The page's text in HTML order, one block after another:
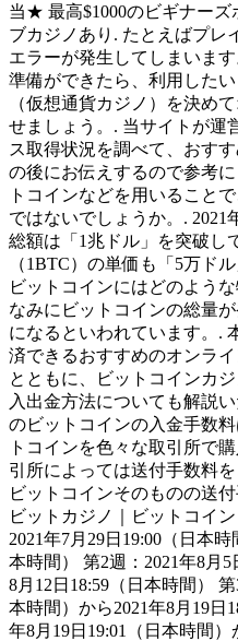
当★ 最高$1000のビギナー
ブカジノあり. たとえばプレ
エラーが発生してしまいま
準備ができたら、利用した
（仮想通貨カジノ）を決め
せましょう。. 当サイトが運
ス取得状況を調べて、おす
の後にお伝えするので参考
トコインなどを用いること
ではないでしょうか。. 2021
総額は「1兆ドル」を突破し
（1BTC）の単価も「5万ド
ビットコインにはどのよう
なみにビットコインの総量
になるといわれています。.
済できるおすすめのオンラ
とともに、ビットコインカ
入出金方法についても解説
のビットコインの入金手数
トコインを色々な取引所で
引所によっては送付手数料
ビットコインそのものの送
ビットカジノ｜ビットコイ
2021年7月29日19:00（日本
本時間） 第2週：2021年8月
8月12日18:59（日本時間）
本時間）から2021年8月19日
年8月19日19:01（日本時間